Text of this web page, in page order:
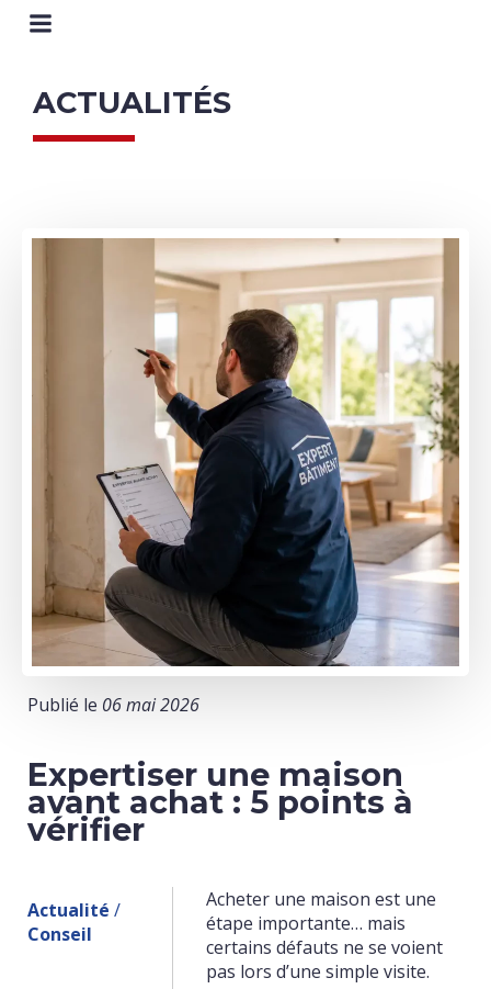
ACTUALITÉS
Publié le 06 mai 2026
Expertiser une maison
avant achat : 5 points à
vérifier
Actualité /
Conseil
Acheter une maison est une
étape importante… mais
certains défauts ne se voient
pas lors d’une simple visite.